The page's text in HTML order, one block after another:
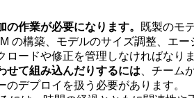
作業が必要になります。
既製のモ
の構築、モデルのサイズ調整、エー
ードや修正を管理しなければなりま
せて組み込んだりするには 、チーム
デプロイを扱う必要があります。